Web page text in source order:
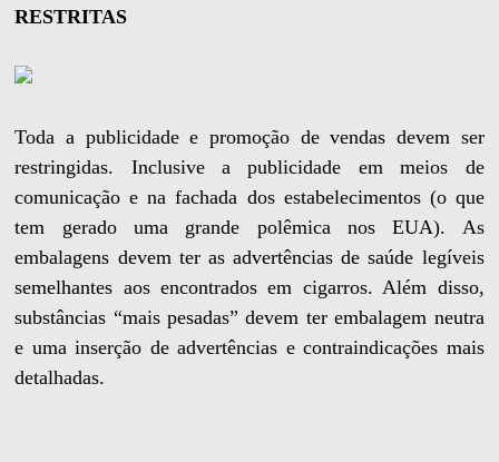
RESTRITAS
Toda a publicidade e promoção de vendas devem ser
restringidas. Inclusive a publicidade em meios de
comunicação e na fachada dos estabelecimentos (o que
tem gerado uma grande polêmica nos EUA). As
embalagens devem ter as advertências de saúde legíveis
semelhantes aos encontrados em cigarros. Além disso,
substâncias “mais pesadas” devem ter embalagem neutra
e uma inserção de advertências e contraindicações mais
detalhadas.